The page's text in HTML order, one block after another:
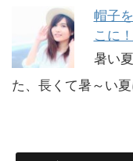
帽子
こに
暑い
た、長くて暑～い